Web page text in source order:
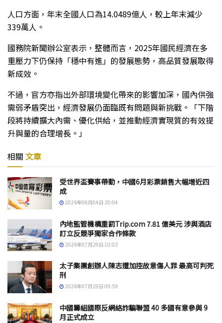
人口方面，年末全國人口為14.0489億人，較上年末減少
339萬人。
國務院新聞辦公室表示，整體而言，2025年國民經濟在多
重壓力下仍保持「穩中有進」的發展態勢，高品質發展取得
新成效。
不過，官方亦指出外部環境變化帶來的影響加深，國內供強
需弱矛盾突出，經濟發展仍面臨既有問題與新挑戰。「下階
段將持續擴大內需、優化供給，並推動經濟實現質的有效提
升與量的合理增長。」
相關 文章
受世界盃賽事帶動，中國6月彩票銷售大幅增近四
成
2026年08月04日 20:04
內地監管機構重罰Trip.com 7.81 億美元 涉與酒店
訂立反競爭獨家合作條款
2026年07月29日 10:03
太子集團創辦人陳志遭加控故意傷人罪 最高可判死
刑
2026年07月29日 09:59
中國籌組國際反網絡詐騙聯盟 40 多國有意參與 9
月正式成立